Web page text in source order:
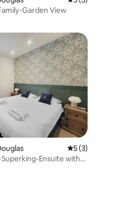
Garden View
5 op 5, 10 recensiesGemiddelde
5 (3)
Ensuite with